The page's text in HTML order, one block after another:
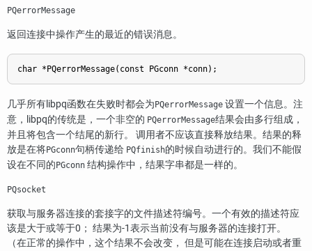
PQerrorMessage
返回连接中操作产生的最近的错误消息。
char *PQerrorMessage(const PGconn *conn);
几乎所有 libpq函数在失败时都会为PQerrorMessage 设置一个信息。注
意， libpq的传统是，一个非空的 PQerrorMessage结果会由多行组成，
并且将包含一个结尾的新行。 调用者不应该直接释放结果。结果的释
放是在将PGconn句柄传递给 PQfinish的时候自动进行的。我们不能假
设在不同的PGconn 结构操作中，结果字串都是一样的。
PQsocket
获取与服务器连接的套接字的文件描述符编号。一个有效的描述符应
该是大于或等于0； 结果为-1表示当前没有与服务器的连接打开。
（在正常的操作中，这个结果不会改变， 但是可能在连接启动或者重